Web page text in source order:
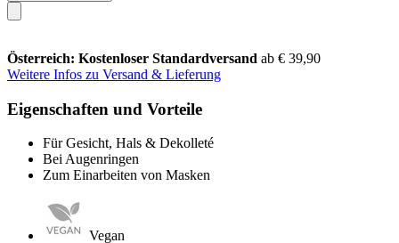
Österreich: Kostenloser Standardversand ab € 39,90
Weitere Infos zu Versand & Lieferung
Eigenschaften und Vorteile
Für Gesicht, Hals & Dekolleté
Bei Augenringen
Zum Einarbeiten von Masken
Vegan